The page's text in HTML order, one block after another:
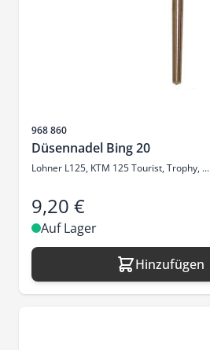
Artikelnr.
968 860
Düsennadel Bing 20
Lohner L125, KTM 125 Tourist, Trophy, ...
9,20 €
Auf Lager
Hinzufügen